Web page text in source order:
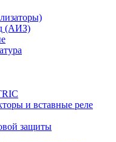
(АИЗ)
и вставные реле
защиты